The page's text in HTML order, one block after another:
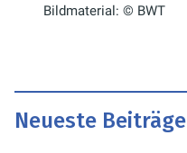
Bildmaterial: © BWT
Neueste Beiträge